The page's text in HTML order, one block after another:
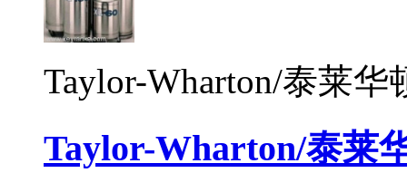
Taylor-Wharton/泰莱华
Taylor-Wharton/泰莱